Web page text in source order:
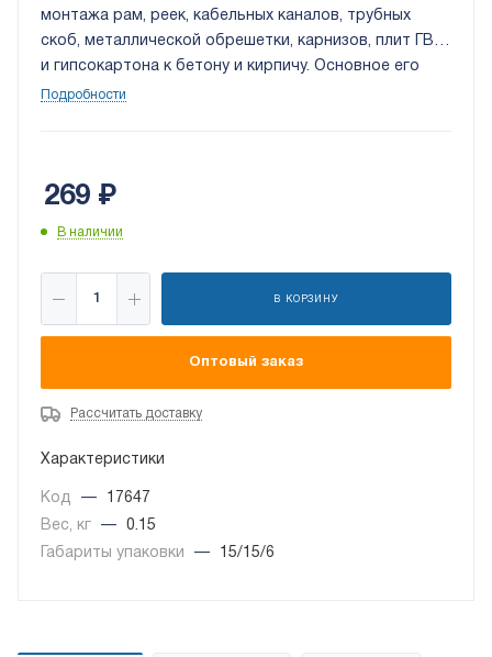
монтажа рам, реек, кабельных каналов, трубных
скоб, металлической обрешетки, карнизов, плит ГВЛ
и гипсокартона к бетону и кирпичу. Основное его
преимущество - быстрота монтажа, т.к при
Подробности
269 ₽
В наличии
В КОРЗИНУ
Оптовый заказ
Рассчитать доставку
Характеристики
Код —
17647
Вес, кг
—
0.15
Габариты упаковки
— 15/15/6